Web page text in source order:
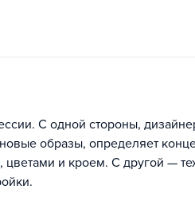
С одной стороны,
образы, определяет
цветами и кроем. С другой —